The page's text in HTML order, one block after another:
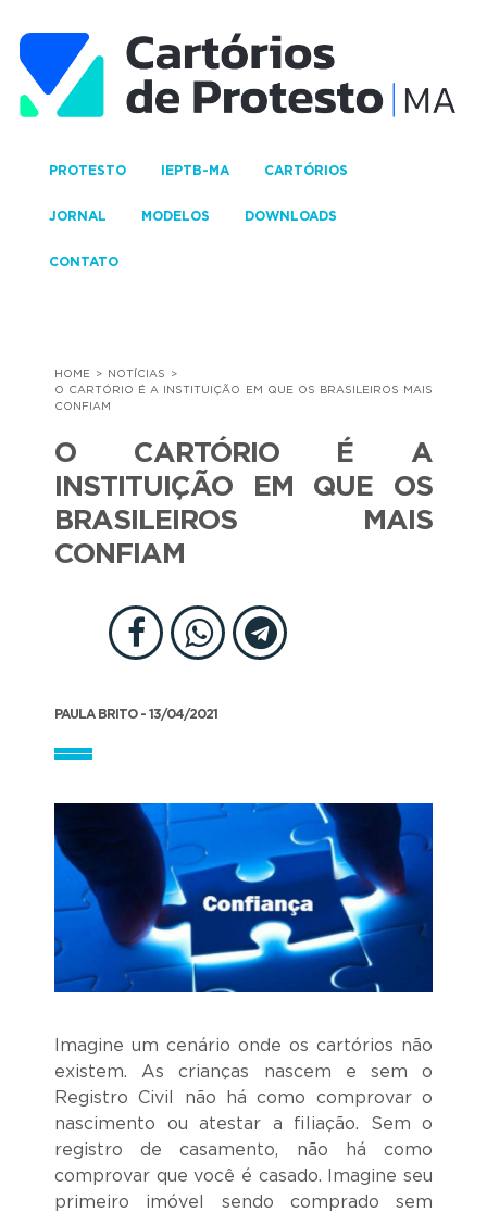
PROTESTO IEPTB-MA CARTÓRIOS
JORNAL MODELOS DOWNLOADS
CONTATO
HOME
NOTÍCIAS
O CARTÓRIO É A INSTITUIÇÃO EM QUE OS BRASILEIROS MAIS
CONFIAM
O CARTÓRIO É A
INSTITUIÇÃO EM QUE OS
BRASILEIROS MAIS
CONFIAM
PAULA BRITO - 13/04/2021
Imagine um cenário onde os cartórios não
existem. As crianças nascem e sem o
Registro Civil não há como comprovar o
nascimento ou atestar a filiação. Sem o
registro de casamento, não há como
comprovar que você é casado. Imagine seu
primeiro imóvel sendo comprado sem